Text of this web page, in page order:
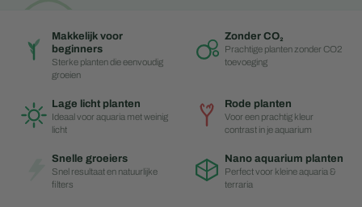
Makkelijk voor
beginners
Sterke planten die eenvoudig
groeien
Zonder CO₂
Prachtige planten zonder CO2
toevoeging
Lage licht planten
Ideaal voor aquaria met weinig
licht
Rode planten
Voor een prachtig kleur
contrast in je aquarium
Snelle groeiers
Snel resultaat en natuurlijke
filters
Nano aquarium planten
Perfect voor kleine aquaria &
terraria